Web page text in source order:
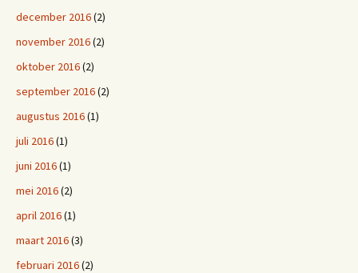
december 2016(2)
november 2016(2)
oktober 2016(2)
september 2016(2)
augustus 2016(1)
juli 2016(1)
juni 2016(1)
mei 2016(2)
april 2016(1)
maart 2016(3)
februari 2016(2)